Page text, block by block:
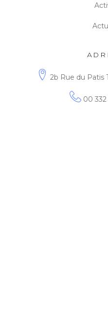
2b Rue du Patis
00